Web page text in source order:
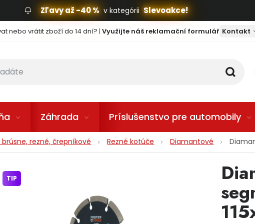
Zľavy až -40 % v kategórii Slevoakce!
nebo vrátit zboží do 14 dní? | Využijte náš reklamační formulář Kontakt
Záhrada Príslušenstvo pre automobily
rezné, črepníkové Rezné kotúče Diamantové
TIP